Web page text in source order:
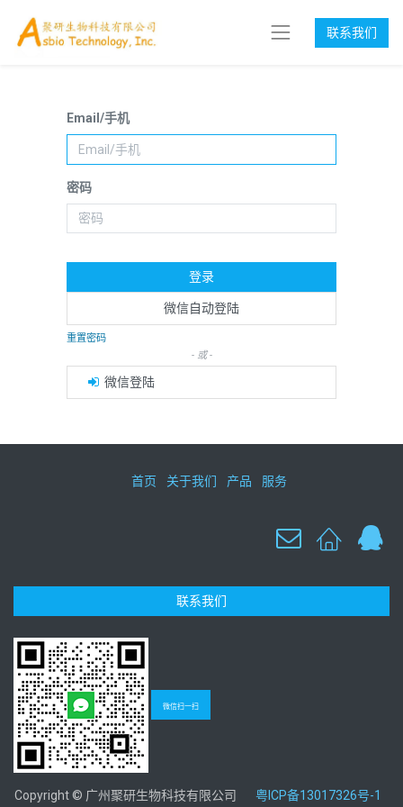
联系我们
Email/手机
密码
登录
微信自动登陆
重置密码
- 或 -
微信登陆
首页 关于我们 产品 服务
联系我们
微信扫一扫
Copyright © 广州聚研生物科技有限公司 粤ICP备13017326号-1